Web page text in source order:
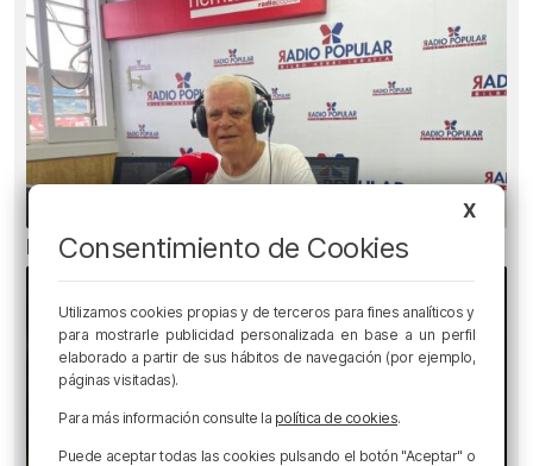
El bilbaíno que opta a un récord Guinness
X
Consentimiento de Cookies
Utilizamos cookies propias y de terceros para fines analíticos y
para mostrarle publicidad personalizada en base a un perfil
elaborado a partir de sus hábitos de navegación (por ejemplo,
páginas visitadas).
Para más información consulte la política de cookies.
Puede aceptar todas las cookies pulsando el botón "Aceptar" o